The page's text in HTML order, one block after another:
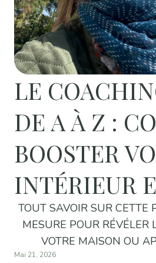
LE
DE A À Z :
BOOSTER
INTÉRIEUR
TOUT SAVOIR SUR CETTE
MESURE POUR RÉVÉLER
VOTRE MAISON OU
Mai 21, 2026